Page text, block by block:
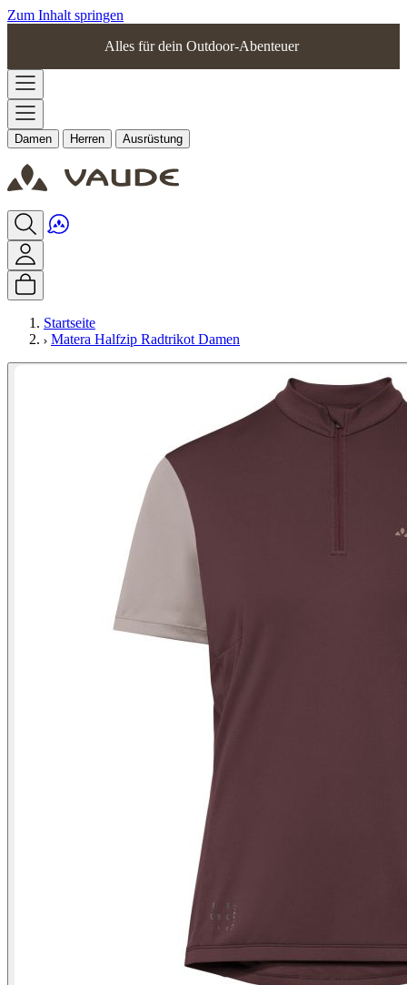
Zum Inhalt springen
Alles für dein Outdoor-Abenteuer
Damen Herren Ausrüstung
Startseite
Matera Halfzip Radtrikot Damen